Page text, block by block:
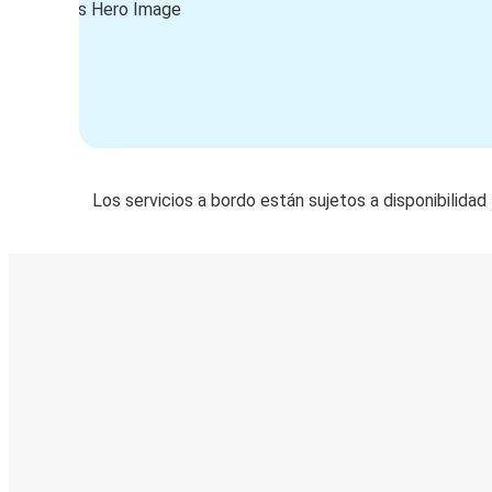
Los servicios a bordo están sujetos a disponibilidad